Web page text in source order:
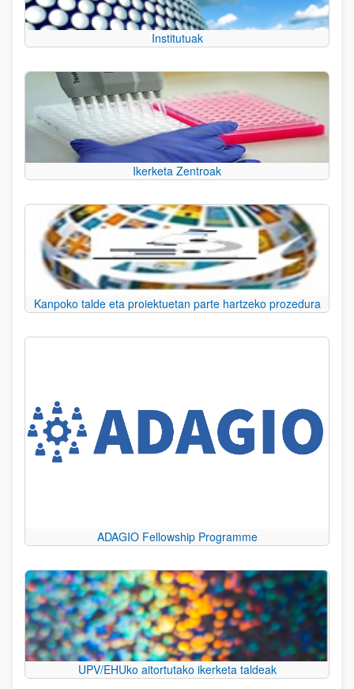
Institutuak
Ikerketa Zentroak
Kanpoko talde eta proiektuetan parte hartzeko prozedura
ADAGIO Fellowship Programme
UPV/EHUko aitortutako ikerketa taldeak